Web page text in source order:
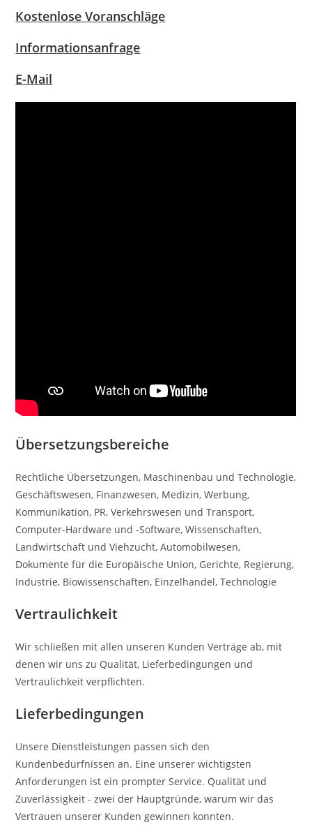
Kostenlose Voranschläge
Informationsanfrage
E-Mail
Übersetzungsbereiche
Rechtliche Übersetzungen, Maschinenbau und Technologie,
Geschäftswesen, Finanzwesen, Medizin, Werbung,
Kommunikation, PR, Verkehrswesen und Transport,
Computer-Hardware und -Software, Wissenschaften,
Landwirtschaft und Viehzucht, Automobilwesen,
Dokumente für die Europäische Union, Gerichte, Regierung,
Industrie, Biowissenschaften, Einzelhandel, Technologie
Vertraulichkeit
Wir schließen mit allen unseren Kunden Verträge ab, mit
denen wir uns zu Qualität, Lieferbedingungen und
Vertraulichkeit verpflichten.
Lieferbedingungen
Unsere Dienstleistungen passen sich den
Kundenbedürfnissen an. Eine unserer wichtigsten
Anforderungen ist ein prompter Service. Qualität und
Zuverlässigkeit - zwei der Hauptgründe, warum wir das
Vertrauen unserer Kunden gewinnen konnten.